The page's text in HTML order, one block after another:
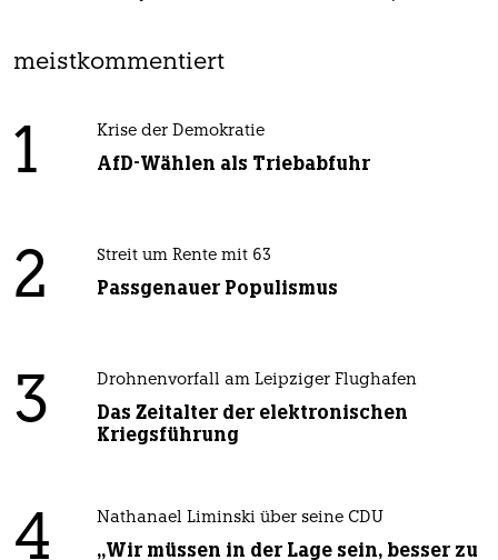
meistkommentiert
1 Krise der Demokratie
AfD-Wählen als Triebabfuhr
2 Streit um Rente mit 63
Passgenauer Populismus
3 Drohnenvorfall am Leipziger Flughafen
Das Zeitalter der elektronischen
Kriegsführung
4 Nathanael Liminski über seine CDU
„Wir müssen in der Lage sein, besser zu